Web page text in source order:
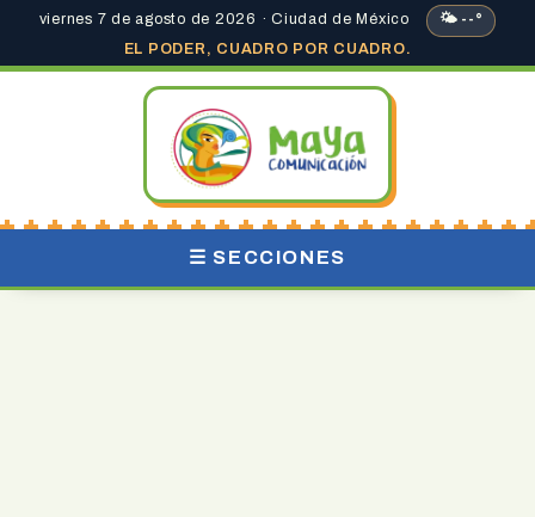
viernes 7 de agosto de 2026 · Ciudad de México
🌤 --°
EL PODER, CUADRO POR CUADRO.
☰ SECCIONES